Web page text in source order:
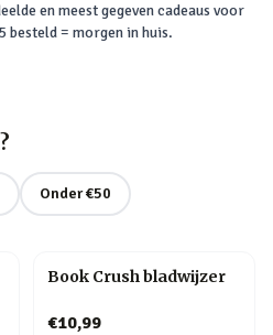
en meest gegeven cadeaus voor
besteld = morgen in huis.
Onder €50
Book Crush bladwijzer
€10,99